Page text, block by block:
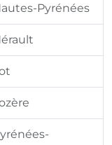
Pyrénées